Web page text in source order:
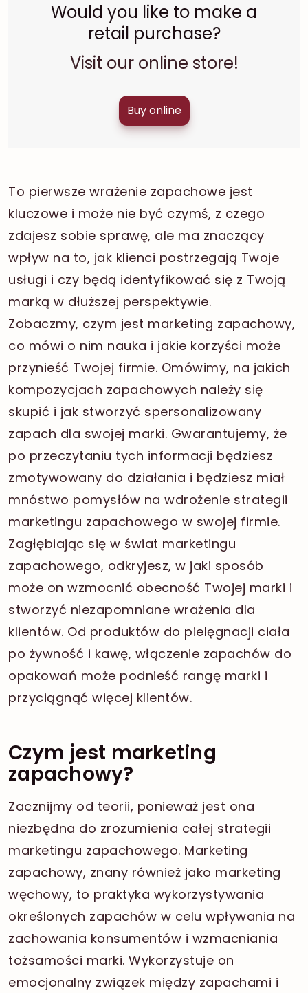
Would you like to make a
retail purchase?
Visit our online store!
Buy online
To pierwsze wrażenie zapachowe jest
kluczowe i może nie być czymś, z czego
zdajesz sobie sprawę, ale ma znaczący
wpływ na to, jak klienci postrzegają Twoje
usługi i czy będą identyfikować się z Twoją
marką w dłuższej perspektywie.
Zobaczmy, czym jest marketing zapachowy,
co mówi o nim nauka i jakie korzyści może
przynieść Twojej firmie. Omówimy, na jakich
kompozycjach zapachowych należy się
skupić i jak stworzyć spersonalizowany
zapach dla swojej marki. Gwarantujemy, że
po przeczytaniu tych informacji będziesz
zmotywowany do działania i będziesz miał
mnóstwo pomysłów na wdrożenie strategii
marketingu zapachowego w swojej firmie.
Zagłębiając się w świat marketingu
zapachowego, odkryjesz, w jaki sposób
może on wzmocnić obecność Twojej marki i
stworzyć niezapomniane wrażenia dla
klientów. Od produktów do pielęgnacji ciała
po żywność i kawę, włączenie zapachów do
opakowań może podnieść rangę marki i
przyciągnąć więcej klientów.
Czym jest marketing
zapachowy?
Zacznijmy od teorii, ponieważ jest ona
niezbędna do zrozumienia całej strategii
marketingu zapachowego. Marketing
zapachowy, znany również jako marketing
węchowy, to praktyka wykorzystywania
określonych zapachów w celu wpływania na
zachowania konsumentów i wzmacniania
tożsamości marki. Wykorzystuje on
emocjonalny związek między zapachami i